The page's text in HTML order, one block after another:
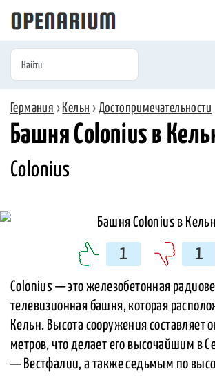
Германия › Кельн › Достопримечательности
Башня Colonius в
Colonius
1 1
Colonius — это железобетонная
телевизионная башня, которая
Кельн. Высота сооружения составляет
метров, что делает его высочайшим в
— Вестфалии, а также седьмым по